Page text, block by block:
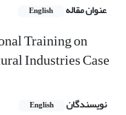
عنوان مقاله English
Training on
Industries Case
نویسندگان English